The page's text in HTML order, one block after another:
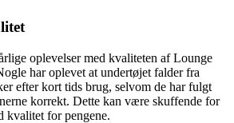
oplevelser med kvaliteten af Lounge
har oplevet at undertøjet falder fra
efter kort tids brug, selvom de har fulgt
korrekt. Dette kan være skuffende for
kvalitet for pengene.